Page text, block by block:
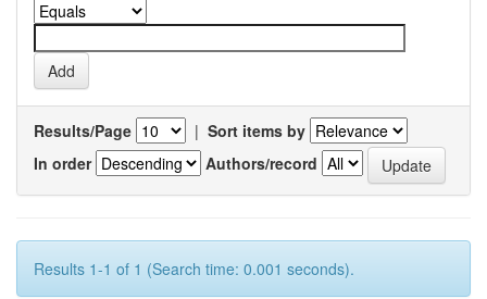
Results/Page | Sort items by
In order
Authors/record
Results 1-1 of 1 (Search time: 0.001 seconds).